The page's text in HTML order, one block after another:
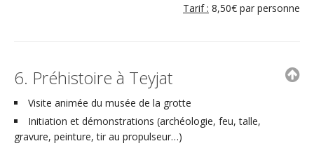
Tarif : 8,50€ par personne
6. Préhistoire à Teyjat
Visite animée du musée de la grotte
Initiation et démonstrations (archéologie, feu, talle,
gravure, peinture, tir au propulseur…)